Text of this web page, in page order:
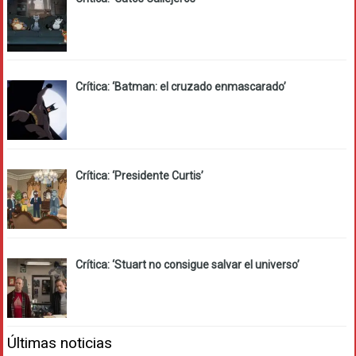
Crítica: ‘Batman: el cruzado enmascarado’
Crítica: ‘Presidente Curtis’
Crítica: ‘Stuart no consigue salvar el universo’
Últimas noticias